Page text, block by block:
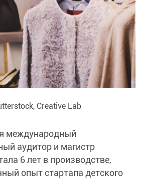
Creative Lab
международный
аудитор и магистр
6 лет в производстве,
опыт стартапа детского